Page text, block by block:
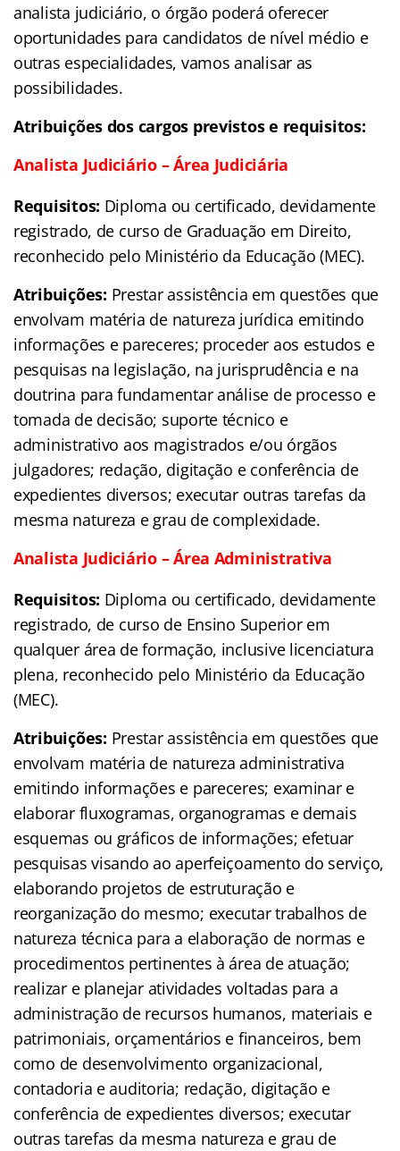
analista judiciário, o órgão poderá oferecer
oportunidades para candidatos de nível médio e
outras especialidades, vamos analisar as
possibilidades.
Atribuições dos cargos previstos e requisitos:
Analista Judiciário – Área Judiciária
Requisitos: Diploma ou certificado, devidamente
registrado, de curso de Graduação em Direito,
reconhecido pelo Ministério da Educação (MEC).
Atribuições: Prestar assistência em questões que
envolvam matéria de natureza jurídica emitindo
informações e pareceres; proceder aos estudos e
pesquisas na legislação, na jurisprudência e na
doutrina para fundamentar análise de processo e
tomada de decisão; suporte técnico e
administrativo aos magistrados e/ou órgãos
julgadores; redação, digitação e conferência de
expedientes diversos; executar outras tarefas da
mesma natureza e grau de complexidade.
Analista Judiciário – Área Administrativa
Requisitos: Diploma ou certificado, devidamente
registrado, de curso de Ensino Superior em
qualquer área de formação, inclusive licenciatura
plena, reconhecido pelo Ministério da Educação
(MEC).
Atribuições: Prestar assistência em questões que
envolvam matéria de natureza administrativa
emitindo informações e pareceres; examinar e
elaborar fluxogramas, organogramas e demais
esquemas ou gráficos de informações; efetuar
pesquisas visando ao aperfeiçoamento do serviço,
elaborando projetos de estruturação e
reorganização do mesmo; executar trabalhos de
natureza técnica para a elaboração de normas e
procedimentos pertinentes à área de atuação;
realizar e planejar atividades voltadas para a
administração de recursos humanos, materiais e
patrimoniais, orçamentários e financeiros, bem
como de desenvolvimento organizacional,
contadoria e auditoria; redação, digitação e
conferência de expedientes diversos; executar
outras tarefas da mesma natureza e grau de